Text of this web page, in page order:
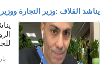
يناشد القلاف :وزير التجارة